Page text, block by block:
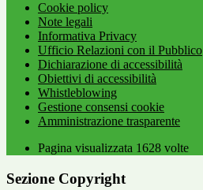
Cookie policy
Note legali
Informativa Privacy
Ufficio Relazioni con il Pubblico
Dichiarazione di accessibilità
Obiettivi di accessibilità
Whistleblowing
Gestione consensi cookie
Amministrazione trasparente
Pagina visualizzata 1628 volte
Sezione Copyright